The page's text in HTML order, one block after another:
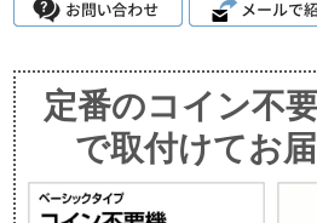
定番のコイン不
で取付けてお